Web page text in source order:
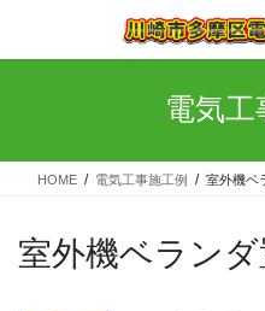
テ
ス
ゲ
ン
電気工
HOME 電気工事施工例 室外機ベ
室外機ベランダ